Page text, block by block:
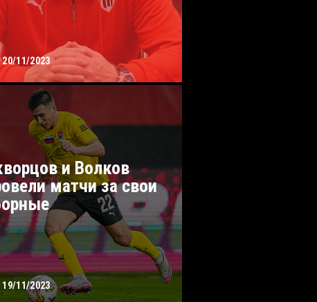
20/11/2023
19/11/2023
и Волков
матчи за свои